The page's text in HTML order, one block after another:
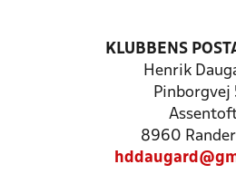
KLUBBENS
Henrik
Pinborgvej
8960